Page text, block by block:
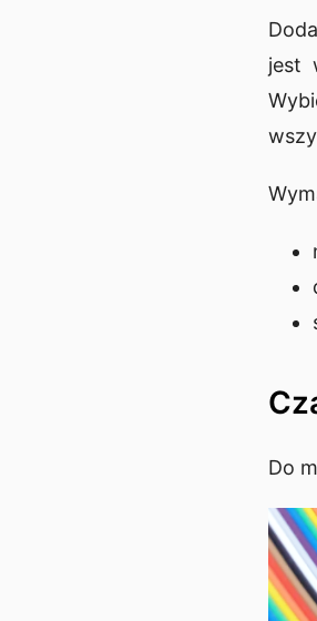
jest
Do